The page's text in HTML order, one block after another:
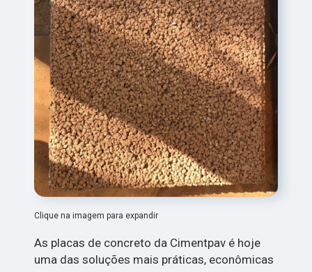
Clique na imagem para expandir
As placas de concreto da Cimentpav é hoje
uma das soluções mais práticas, econômicas